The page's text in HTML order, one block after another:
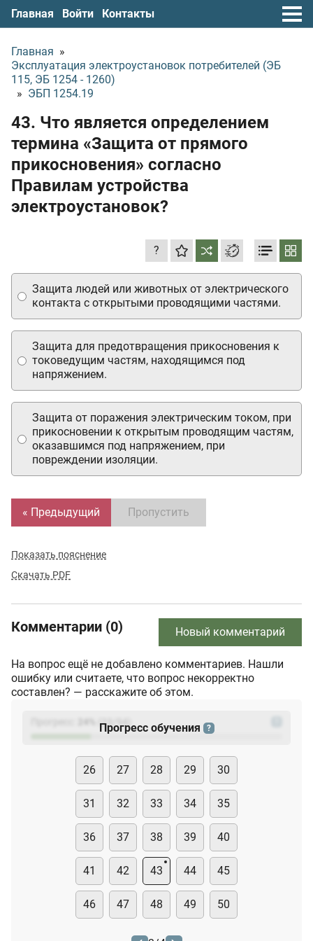
Главная Войти Контакты
Главная »
Эксплуатация электроустановок потребителей (ЭБ
115, ЭБ 1254 - 1260)
» ЭБП 1254.19
43. Что является определением
термина «Защита от прямого
прикосновения» согласно
Правилам устройства
электроустановок?
?
Защита от поражения электрическим током, при
прикосновении к открытым проводящим частям,
оказавшимся под напряжением, при
повреждении изоляции.
Защита людей или животных от электрического
контакта с открытыми проводящими частями.
Защита для предотвращения прикосновения к
токоведущим частям, находящимся под
напряжением.
« Предыдущий Пропустить
Показать пояснение
Скачать PDF
Комментарии (0) Новый комментарий
На вопрос ещё не добавлено комментариев. Нашли
ошибку или считаете, что вопрос некорректно
составлен? — расскажите об этом.
(23
Прогресс обучения ?
26 27 28 29 30
31 32 33 34 35
36 37 38 39 40
41 42 43 44 45
46 47 48 49 50